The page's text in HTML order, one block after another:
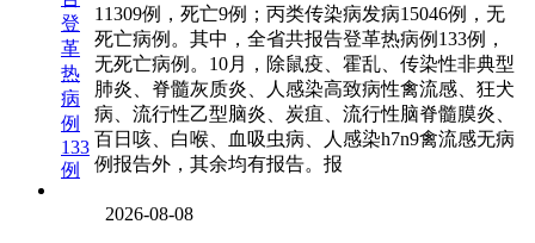
11309例，死亡9例；丙类传染病发病15046例，无
死亡病例。其中，全省共报告登革热病例133例，
无死亡病例。10月，除鼠疫、霍乱、传染性非典型
肺炎、脊髓灰质炎、人感染高致病性禽流感、狂犬
病、流行性乙型脑炎、炭疽、流行性脑脊髓膜炎、
百日咳、白喉、血吸虫病、人感染h7n9禽流感无病
例报告外，其余均有报告。报
2026-08-08